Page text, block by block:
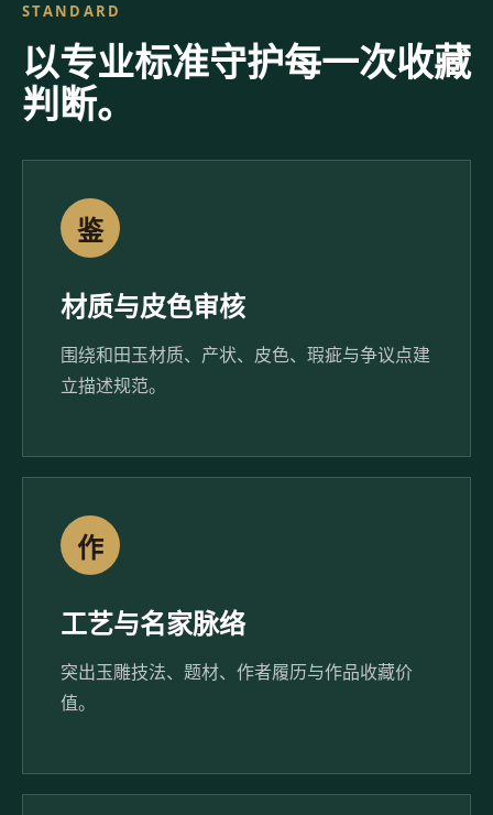
STANDARD
以专业标准守护每一次收藏
判断。
鉴
材质与皮色审核
围绕和田玉材质、产状、皮色、瑕疵与争议点建
立描述规范。
作
工艺与名家脉络
突出玉雕技法、题材、作者履历与作品收藏价
值。